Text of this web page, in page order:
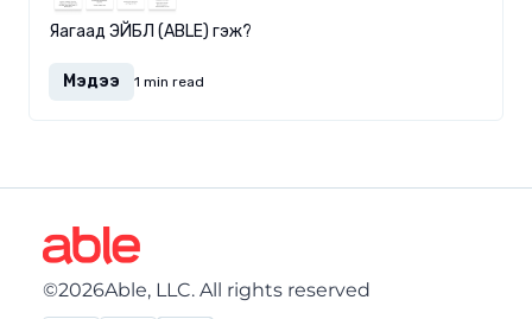
Яагаад ЭЙБЛ (ABLE) гэж?
Мэдээ 1 min read
©2026Able, LLC. All rights reserved